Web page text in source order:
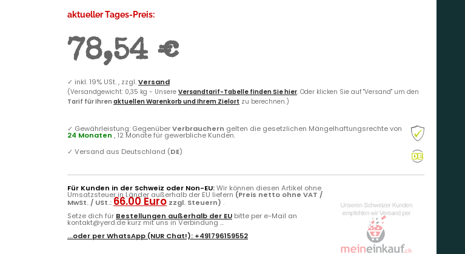
aktueller Tages-Preis:
78,54 €
✓ inkl. 19% USt. , zzgl.Versand
(Versandgewicht: 0,35 kg - Unsere Versandtarif-Tabelle finden Sie hier. Oder klicken Sie auf "Versand" um den
Tarif für Ihren aktuellen Warenkorb und Ihrem Zielort zu berechnen.)
✓ Gewährleistung: GegenüberVerbrauchern gelten die gesetzlichen Mängelhaftungsrechte von
24 Monaten , 12 Monate für gewerbliche Kunden.
✓ Versand aus Deutschland (DE)
Für Kunden in der Schweiz oder Non-EU:Wir können diesen Artikel ohne
Umsatzsteuer in Länder außerhalb der EU liefern (Preis netto ohne VAT /
MwSt. / USt.: 66.00 Euro zzgl. Steuern) .
Setze dich für Bestellungen außerhalb der EU bitte per e-Mail an
kontakt@yerd.de kurz mit uns in Verbindung ...
...oder perWhatsApp (NUR Chat!): +491796159552